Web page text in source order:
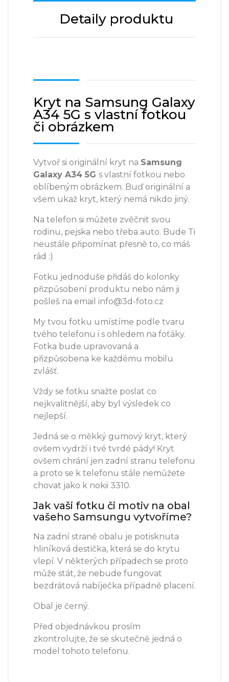
Detaily produktu
Kryt na Samsung Galaxy
A34 5G s vlastní fotkou
či obrázkem
Vytvoř si originální kryt na Samsung
Galaxy A34 5G s vlastní fotkou nebo
oblíbeným obrázkem. Buď originální a
všem ukaž kryt, který nemá nikdo jiný.
Na telefon si můžete zvěčnit svou
rodinu, pejska nebo třeba auto. Bude Ti
neustále připomínat přesně to, co máš
rád :)
Fotku jednoduše přidáš do kolonky
přizpůsobení produktu nebo nám ji
pošleš na email info@3d-foto.cz
My tvou fotku umístíme podle tvaru
tvého telefonu i s ohledem na foťáky.
Fotka bude upravovaná a
přizpůsobena ke každému mobilu
zvlášť.
Vždy se fotku snažte poslat co
nejkvalitnější, aby byl výsledek co
nejlepší.
Jedná se o měkký gumový kryt, který
ovšem vydrží i tvé tvrdé pády! Kryt
ovšem chrání jen zadní stranu telefonu
a proto se k telefonu stále nemůžete
chovat jako k nokii 3310.
Jak vaši fotku či motiv na obal
vašeho Samsungu vytvoříme?
Na zadní straně obalu je potisknuta
hliníková destička, která se do krytu
vlepí. V některých případech se proto
může stát, že nebude fungovat
bezdrátová nabíječka případně placení.
Obal je černý.
Před objednávkou prosím
zkontrolujte, že se skutečně jedná o
model tohoto telefonu.